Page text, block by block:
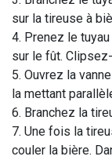
sur la tireuse à
4. Prenez le
sur le fût.
5. Ouvrez la
la mettant
6. Branchez la
7. Une fois la
couler la bière.